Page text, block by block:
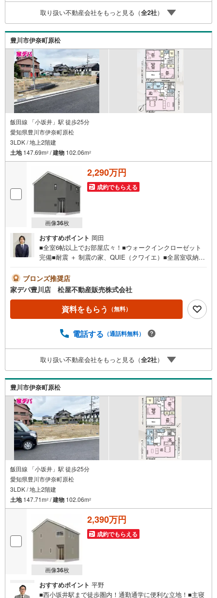
す。・キッズスペース用意しております。ぜひご家族そろ
ってご来場ください。・営業時間 午前9時00分～午後6時30
分 （定休日:水曜日）この時間帯はお電話でのお問い合わせ
がスムーズにご案内できます。右下の電話ボタンをタッ
チ！もしくはお気軽にお電話ください。
取り扱い不動産会社をもっと見る（全2社）
豊川市伊奈町原松
飯田線 「小坂井」駅 徒歩25分
愛知県豊川市伊奈町原松
3LDK / 地上2階建
土地147.69m2 /建物 102.06m2
画像36枚
2,290万円
成約でもらえる
おすすめポイント 岡田
■全室6帖以上でお部屋広々！■ウォークインクローゼット
完備■耐震 ＋ 制震の家、QUIE（クワイエ）■全居室収納付
ルコニー■駐車3台可能■おすすめポイント ・大きな窓か
ら日差しが差し込むリビングは広さ20帖●家デパ 松屋不
動産販売 のつよみ●・豊橋市・豊川市・知立市・浜松市の4
店舗営業中！三河エリア・遠州エリアの物件ならおまかせ
ください。新築戸建、中古戸建、中古マンション、土地を
のリフォーム実績多数！中古物件をご購入の際、約70％と
す。・キッズスペース用意しております。ぜひご家族そろ
ってご来場ください。・営業時間 午前9時00分～午後6時30
分 （定休日:水曜日）この時間帯はお電話でのお問い合わせ
がスムーズにご案内できます。右下の電話ボタンをタッ
チ！もしくはお気軽にお電話ください。
ブロンズ推奨店
家デパ豊川店 松屋不動産販売株式会社
資料をもらう （無料）
電話する （通話料無料）
取り扱い不動産会社をもっと見る（全2社）
豊川市伊奈町原松
飯田線 「小坂井」駅 徒歩25分
愛知県豊川市伊奈町原松
3LDK / 地上2階建
土地147.71m2 /建物 102.06m2
画像36枚
2,390万円
成約でもらえる
おすすめポイント 平野
■西小坂井駅まで徒歩圏内！通勤通学に便利な立地！■主寝